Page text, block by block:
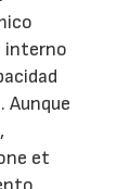
interno
Aunque
et